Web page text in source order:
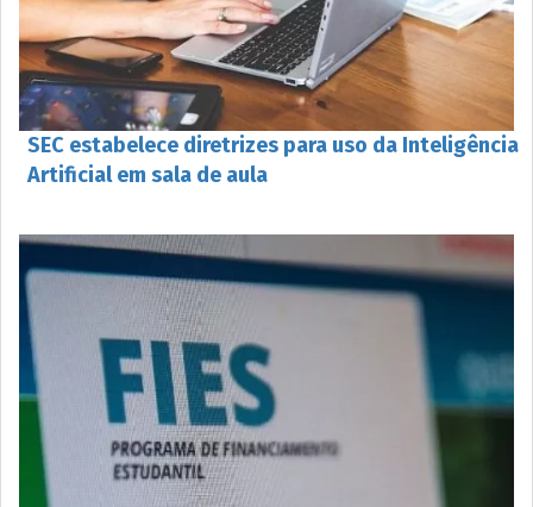
SEC estabelece diretrizes para uso da Inteligência
Artificial em sala de aula